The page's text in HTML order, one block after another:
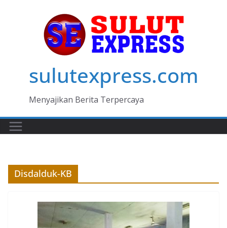
sulutexpress.com
Menyajikan Berita Terpercaya
Disdalduk-KB